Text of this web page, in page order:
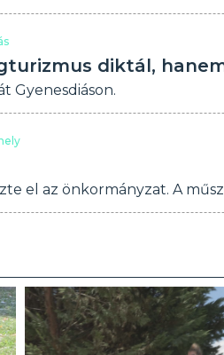
diktál,
Gyenesdiáson.
el az önkormányzat. A